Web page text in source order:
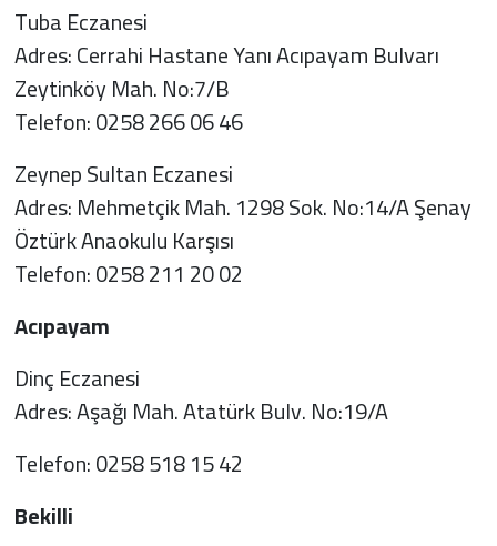
Tuba Eczanesi
Adres: Cerrahi Hastane Yanı Acıpayam Bulvarı
Zeytinköy Mah. No:7/B
Telefon: 0258 266 06 46
Zeynep Sultan Eczanesi
Adres: Mehmetçik Mah. 1298 Sok. No:14/A Şenay
Öztürk Anaokulu Karşısı
Telefon: 0258 211 20 02
Acıpayam
Dinç Eczanesi
Adres: Aşağı Mah. Atatürk Bulv. No:19/A
Telefon: 0258 518 15 42
Bekilli